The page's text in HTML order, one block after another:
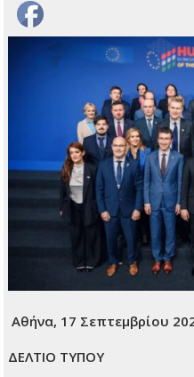
Αθήνα, 17 Σεπτεμβρίου
ΔΕΛΤΙΟ ΤΥΠΟΥ